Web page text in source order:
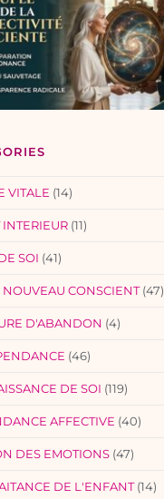
VITALE (14)
(11)
SOI (41)
CONSCIENT (47)
D'ABANDON (4)
(46)
DE SOI (119)
AFFECTIVE (40)
DES EMOTIONS (47)
DE L'ENFANT (14)